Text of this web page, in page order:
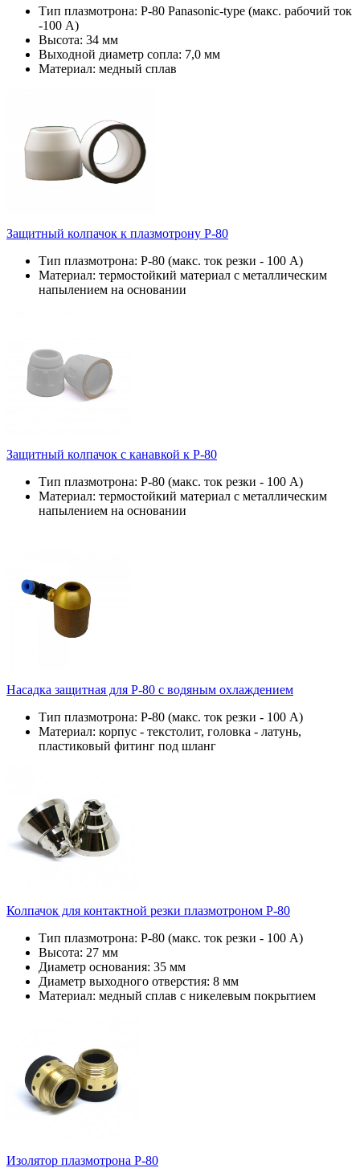
Тип плазмотрона: P-80 Panasonic-type (макс. рабочий ток
-100 А)
Высота: 34 мм
Выходной диаметр сопла: 7,0 мм
Материал: медный сплав
Защитный колпачок к плазмотрону P-80
Тип плазмотрона: Р-80 (макс. ток резки - 100 А)
Материал: термостойкий материал с металлическим
напылением на основании
Защитный колпачок с канавкой к P-80
Тип плазмотрона: Р-80 (макс. ток резки - 100 А)
Материал: термостойкий материал с металлическим
напылением на основании
Насадка защитная для P-80 с водяным охлаждением
Тип плазмотрона: Р-80 (макс. ток резки - 100 А)
Материал: корпус - текстолит, головка - латунь,
пластиковый фитинг под шланг
Колпачок для контактной резки плазмотроном P-80
Тип плазмотрона: Р-80 (макс. ток резки - 100 А)
Высота: 27 мм
Диаметр основания: 35 мм
Диаметр выходного отверстия: 8 мм
Материал: медный сплав с никелевым покрытием
Изолятор плазмотрона P-80